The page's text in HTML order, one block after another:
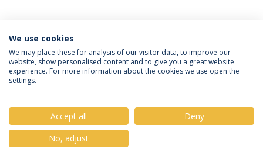
Política de Privacidade
Termos & Condições
Direitos do Titular dos Dados
© 2026 Universidade Católica Portuguesa
We use cookies
We may place these for analysis of our visitor data, to improve our
website, show personalised content and to give you a great website
experience. For more information about the cookies we use open the
settings.
Accept all
Deny
No, adjust